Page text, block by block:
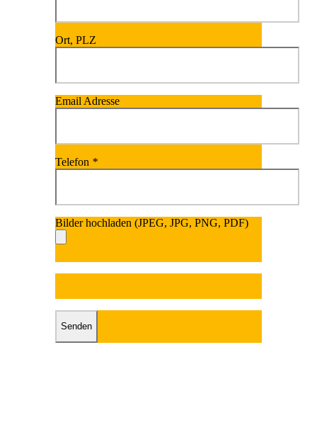
Ort, PLZ
Email Adresse
Telefon *
Bilder hochladen (JPEG, JPG, PNG, PDF)
Bitte lasse dieses Feld leer.